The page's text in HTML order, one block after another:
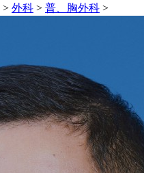
> 外科 > 普、胸外科 >